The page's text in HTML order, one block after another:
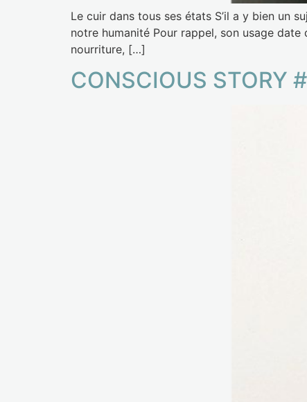
Le cuir dans tous ses états S’il a y bien un
notre humanité Pour rappel, son usage date
nourriture, […]
CONSCIOUS STORY